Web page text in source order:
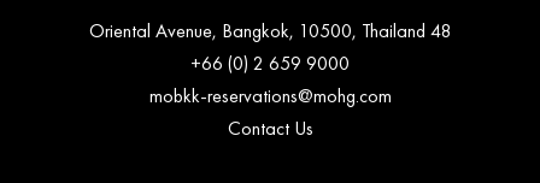
48 Oriental Avenue, Bangkok, 10500, Thailand
+66 (0) 2 659 9000
mobkk-reservations@mohg.com
Contact Us